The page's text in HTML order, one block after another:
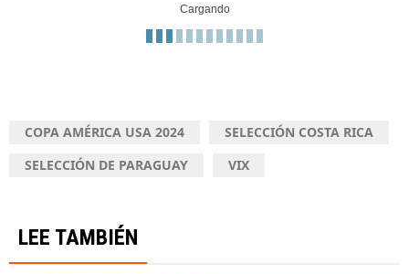
Cargando
COPA AMÉRICA USA 2024
SELECCIÓN COSTA RICA
SELECCIÓN DE PARAGUAY
VIX
LEE TAMBIÉN